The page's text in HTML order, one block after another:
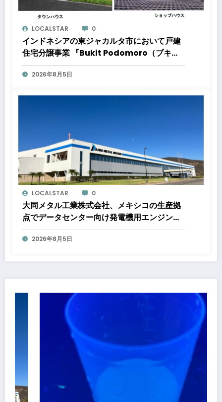
LOCALSTAR 0
インドネシアの東ジャカルタ市において戸建
住宅分譲事業 『Bukit Podomoro（ブキッ
ト ポドモロ）』に参画しますタウンハウスと
ショップハウスを合わせた総戸数432戸のプ
2026年8月5日
LOCALSTAR 0
大同メタル工業株式会社、メキシコの生産拠
点でデータセンター向け発電機用エンジン軸
受の生産能力増強投資を決定 ～北米顧客と
の生産コミットメント契約締結に基づく40億
2026年8月5日